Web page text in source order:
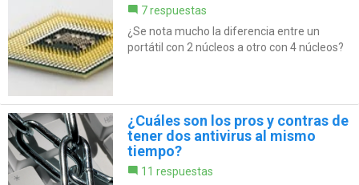
7 respuestas
¿Se nota mucho la diferencia entre un
portátil con 2 núcleos a otro con 4 núcleos?
¿Cuáles son los pros y contras de
tener dos antivirus al mismo
tiempo?
11 respuestas